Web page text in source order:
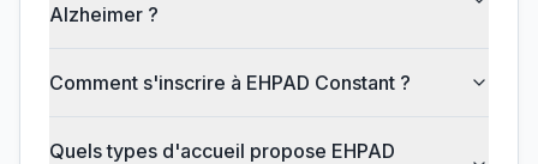
Alzheimer ?
Comment s'inscrire à EHPAD Constant ?
Quels types d'accueil propose EHPAD